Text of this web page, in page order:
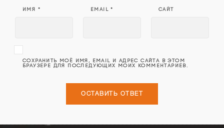
ИМЯ * EMAIL* САЙТ
СОХРАНИТЬ МОЁ ИМЯ, EMAIL И АДРЕС САЙТА В ЭТОМ
БРАУЗЕРЕ ДЛЯ ПОСЛЕДУЮЩИХ МОИХ КОММЕНТАРИЕВ.